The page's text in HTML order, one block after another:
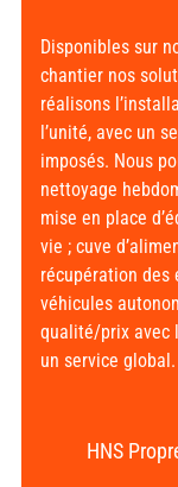
Disponibles sur
chantier nos
réalisons
l’unité, avec un
imposés. Nous
nettoyage
mise en place
vie ; cuve
récupération des
véhicules
qualité/prix avec
un service global.
HNS